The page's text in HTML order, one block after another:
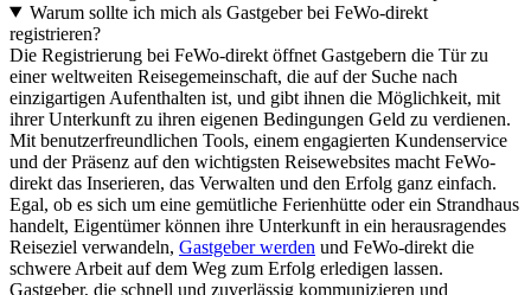
Warum sollte ich mich als Gastgeber bei FeWo-direkt
registrieren?
Die Registrierung bei FeWo-direkt öffnet Gastgebern die Tür zu
einer weltweiten Reisegemeinschaft, die auf der Suche nach
einzigartigen Aufenthalten ist, und gibt ihnen die Möglichkeit, mit
ihrer Unterkunft zu ihren eigenen Bedingungen Geld zu verdienen.
Mit benutzerfreundlichen Tools, einem engagierten Kundenservice
und der Präsenz auf den wichtigsten Reisewebsites macht FeWo-
direkt das Inserieren, das Verwalten und den Erfolg ganz einfach.
Egal, ob es sich um eine gemütliche Ferienhütte oder ein Strandhaus
handelt, Eigentümer können ihre Unterkunft in ein herausragendes
Reiseziel verwandeln, Gastgeber werden und FeWo-direkt die
schwere Arbeit auf dem Weg zum Erfolg erledigen lassen.
Gastgeber, die schnell und zuverlässig kommunizieren und